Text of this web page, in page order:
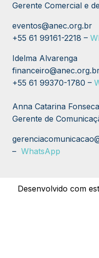
Gerente Comercial e
eventos@anec.org.br
+55 61 99161-2218 –
Idelma Alvarenga
+55 61 99370-1780 –
Anna Catarina Fonseca
Gerente de
– WhatsApp
Desenvolvido com